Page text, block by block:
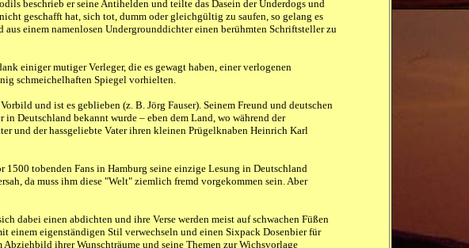
beschrieb er seine Antihelden und teilte das Dasein der Underdogs und
geschafft hat, sich tot, dumm oder gleichgültig zu saufen, so gelang es
einem namenlosen Undergrounddichter einen berühmten Schriftsteller zu
einiger mutiger Verleger, die es gewagt haben, einer verlogenen
schmeichelhaften Spiegel vorhielten.
und ist es geblieben (z. B. Jörg Fauser). Seinem Freund und deutschen
in Deutschland bekannt wurde – eben dem Land, wo während der
und der hassgeliebte Vater ihren kleinen Prügelknaben Heinrich Karl
tobenden Fans in Hamburg seine einzige Lesung in Deutschland
da muss ihm diese "Welt" ziemlich fremd vorgekommen sein. Aber
dabei einen abdichten und ihre Verse werden meist auf schwachen Füßen
einem eigenständigen Stil verwechseln und einen Sixpack Dosenbier für
ihrer Wunschträume und seine Themen zur Wichsvorlage